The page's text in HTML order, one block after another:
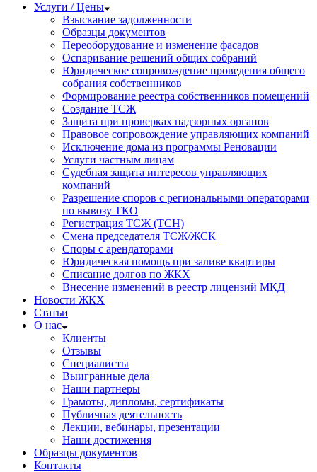
Услуги / Цены
Взыскание задолженности
Образцы документов
Переоборудование и изменение фасадов
Оспаривание решений общих собраний
Юридическое сопровождение проведения общего
собрания собственников
Формирование реестра собственников помещений
Создание ТСЖ
Защита при проверках надзорных органов
Правовое сопровождение управляющих компаний
Исключение дома из программы Реновации
Услуги частным лицам
Судебная защита интересов управляющих
компаний
Разрешение споров с региональными операторами
по вывозу ТКО
Регистрация ТСЖ (ТСН)
Смена председателя ТСЖ/ЖСК
Споры с арендаторами
Юридическая помощь при заливе квартиры
Списание долгов по ЖКХ
Внесение изменений в реестр лицензий МКД
Новости ЖКХ
Статьи
О нас
Клиенты
Отзывы
Специалисты
Выигранные дела
Наши партнеры
Грамоты, дипломы, сертификаты
Публичная деятельность
Лекции, вебинары, презентации
Наши достижения
Образцы документов
Контакты